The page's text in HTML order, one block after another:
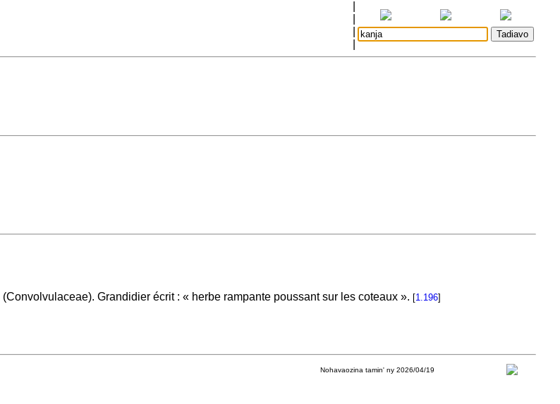
(Convolvulaceae). Grandidier écrit : « herbe rampante poussant sur les coteaux ». [1.196]
Nohavaozina tamin' ny 2026/04/19